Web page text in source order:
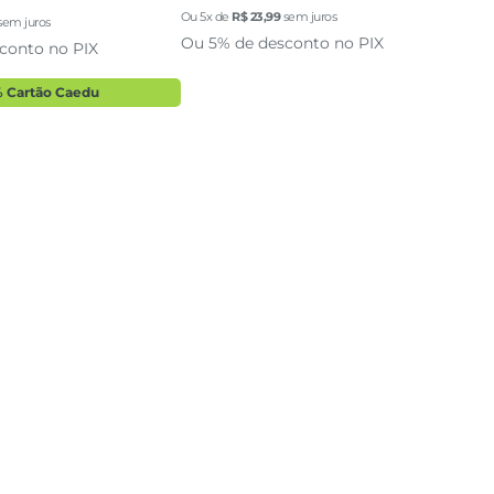
juros
no PIX
Cartão Caedu
Ou5x de R$ 23,99sem juros
Ou 5% de desconto no PIX